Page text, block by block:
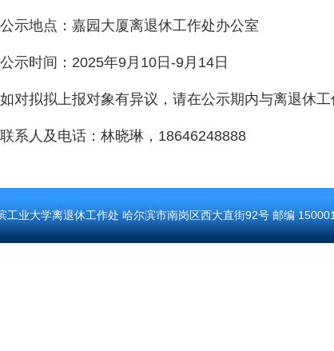
公示地点：嘉园大厦离退休工作处办公室
公示时间：2025年9月10日-9月14日
如对拟拟上报对象有异议，请在公示期内与离退休工
联系人及电话：林晓琳，18646248888
工业大学离退休工作处 哈尔滨市南岗区西大直街92号 邮编